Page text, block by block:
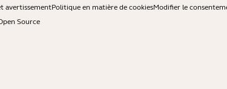
avertissementPolitique en matière de cookiesModifier le
Source